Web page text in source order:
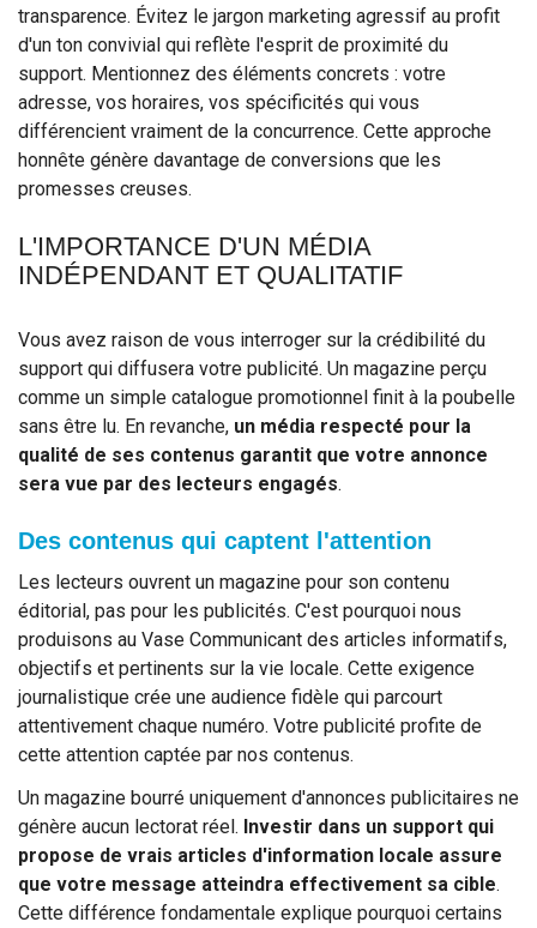
transparence. Évitez le jargon marketing agressif au profit
d'un ton convivial qui reflète l'esprit de proximité du
support. Mentionnez des éléments concrets : votre
adresse, vos horaires, vos spécificités qui vous
différencient vraiment de la concurrence. Cette approche
honnête génère davantage de conversions que les
promesses creuses.
L'IMPORTANCE D'UN MÉDIA
INDÉPENDANT ET QUALITATIF
Vous avez raison de vous interroger sur la crédibilité du
support qui diffusera votre publicité. Un magazine perçu
comme un simple catalogue promotionnel finit à la poubelle
sans être lu. En revanche, un média respecté pour la
qualité de ses contenus garantit que votre annonce
sera vue par des lecteurs engagés.
Des contenus qui captent l'attention
Les lecteurs ouvrent un magazine pour son contenu
éditorial, pas pour les publicités. C'est pourquoi nous
produisons au Vase Communicant des articles informatifs,
objectifs et pertinents sur la vie locale. Cette exigence
journalistique crée une audience fidèle qui parcourt
attentivement chaque numéro. Votre publicité profite de
cette attention captée par nos contenus.
Un magazine bourré uniquement d'annonces publicitaires ne
génère aucun lectorat réel. Investir dans un support qui
propose de vrais articles d'information locale assure
que votre message atteindra effectivement sa cible.
Cette différence fondamentale explique pourquoi certains